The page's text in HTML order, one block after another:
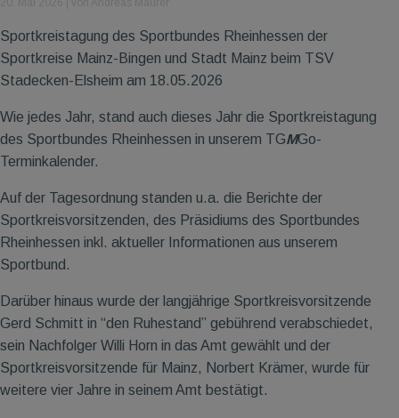
Sportkreistagung des Sportbundes Rheinhessen der
Sportkreise Mainz-Bingen und Stadt Mainz beim TSV
Stadecken-Elsheim am 18.05.2026
Wie jedes Jahr, stand auch dieses Jahr die Sportkreistagung
des Sportbundes Rheinhessen in unserem TGMGo-
Terminkalender.
Auf der Tagesordnung standen u.a. die Berichte der
Sportkreisvorsitzenden, des Präsidiums des Sportbundes
Rheinhessen inkl. aktueller Informationen aus unserem
Sportbund.
Darüber hinaus wurde der langjährige Sportkreisvorsitzende
Gerd Schmitt in “den Ruhestand” gebührend verabschiedet,
sein Nachfolger Willi Horn in das Amt gewählt und der
Sportkreisvorsitzende für Mainz, Norbert Krämer, wurde für
weitere vier Jahre in seinem Amt bestätigt.